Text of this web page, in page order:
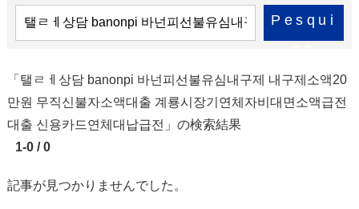
Pesqui
「탤ㄹㅔ상담 banonpi 바넌피선불유심내구제 내구제소액20
만원 무직신불자소액대출 계룡시장기연체자비대면소액급전
대출 신용카드연체대납급전」の検索結果
1-0 / 0
記事が見つかりませんでした。